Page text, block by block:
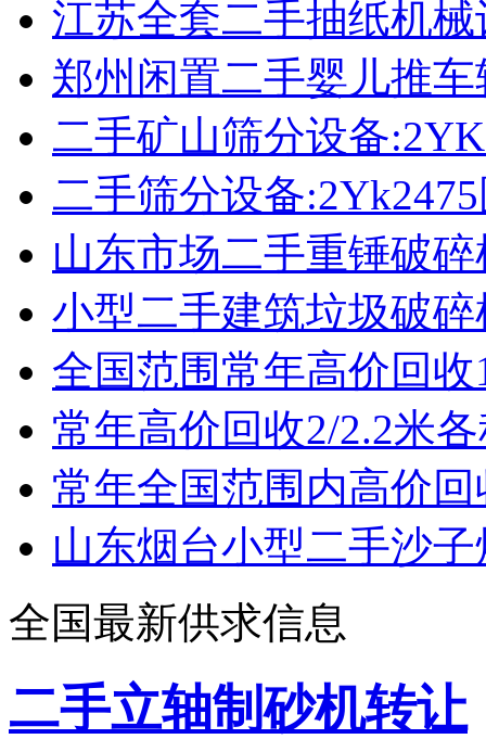
江苏全套二手抽纸机
郑州闲置二手婴儿推车
二手矿山筛分设备
二手筛分设备
山东市场二手重锤破
小型二手建筑垃圾破
全国范围常年高价回
常年高价回收2/2.2米
常年全国范围内高价
山东烟台小型二手沙
全国最新供求信息
二手立轴制砂机转让